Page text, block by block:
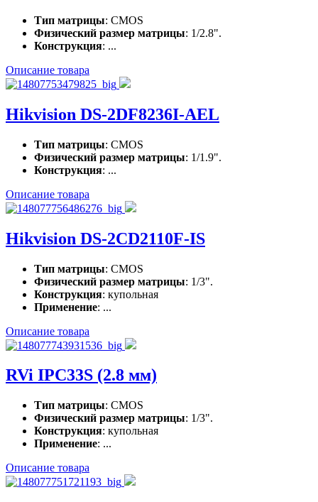
Тип матрицы: CMOS
Физический размер матрицы: 1/2.8".
Конструкция: ...
Описание товара
Hikvision DS-2DF8236I-AEL
Тип матрицы: CMOS
Физический размер матрицы: 1/1.9".
Конструкция: ...
Описание товара
Hikvision DS-2CD2110F-IS
Тип матрицы: CMOS
Физический размер матрицы: 1/3".
Конструкция: купольная
Применение: ...
Описание товара
RVi IPC33S (2.8 мм)
Тип матрицы: CMOS
Физический размер матрицы: 1/3".
Конструкция: купольная
Применение: ...
Описание товара